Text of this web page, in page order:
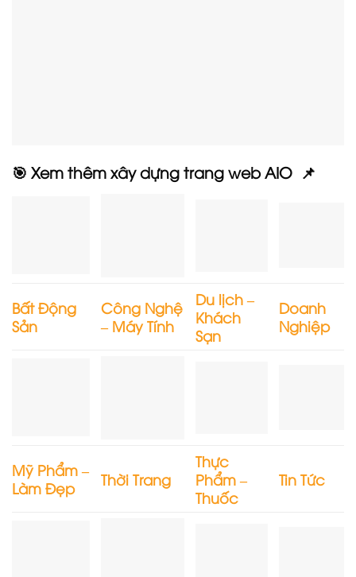
🎯 Xem thêm xây dựng trang web AIO 📌
Bất Động
Sản
Công Nghệ
– Máy Tính
Du lịch –
Khách
Sạn
Doanh
Nghiệp
Mỹ Phẩm –
Làm Đẹp
Thời Trang
Thực
Phẩm –
Thuốc
Tin Tức